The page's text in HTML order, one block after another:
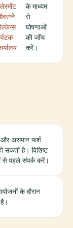
के माध्यम
से
घोषणाओं
की जाँच
करें।
और असमान फर्श
सकती है। विशिष्ट
पहले संपर्क करें।
के दौरान